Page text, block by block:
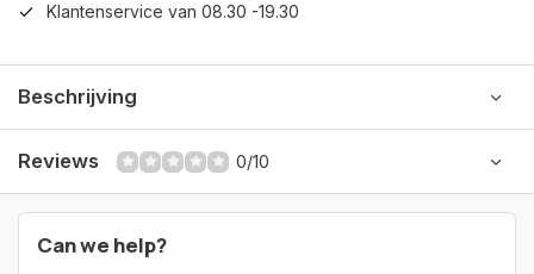
Klantenservice van 08.30 -19.30
Beschrijving
Reviews 0/10
Can we help?